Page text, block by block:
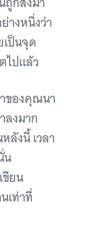
างหนึ่งว่า
ป็นจุด
ไปแล้ว
ของคุณนา
งมาก
ลังนี้ เวลา
น
ขียน
เท่าที่